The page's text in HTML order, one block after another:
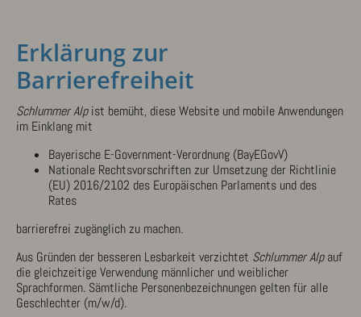
Erklärung zur
Barrierefreiheit
Schlummer Alpist bemüht, diese Website und mobile Anwendungen
im Einklang mit
Bayerische E-Government-Verordnung (BayEGovV)
Nationale Rechtsvorschriften zur Umsetzung der Richtlinie
(EU) 2016/2102 des Europäischen Parlaments und des
Rates
barrierefrei zugänglich zu machen.
Aus Gründen der besseren Lesbarkeit verzichtet Schlummer Alpauf
die gleichzeitige Verwendung männlicher und weiblicher
Sprachformen. Sämtliche Personenbezeichnungen gelten für alle
Geschlechter (m/w/d).